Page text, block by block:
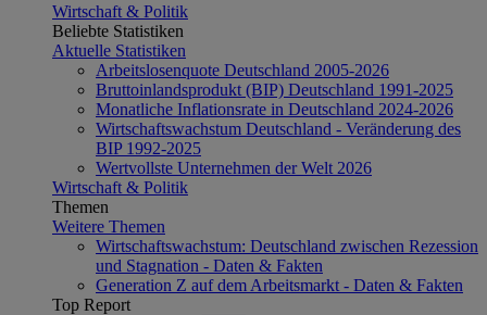
Wirtschaft & Politik
Beliebte Statistiken
Aktuelle Statistiken
Arbeitslosenquote Deutschland 2005-2026
Bruttoinlandsprodukt (BIP) Deutschland 1991-2025
Monatliche Inflationsrate in Deutschland 2024-2026
Wirtschaftswachstum Deutschland - Veränderung des
BIP 1992-2025
Wertvollste Unternehmen der Welt 2026
Wirtschaft & Politik
Themen
Weitere Themen
Wirtschaftswachstum: Deutschland zwischen Rezession
und Stagnation - Daten & Fakten
Generation Z auf dem Arbeitsmarkt - Daten & Fakten
Top Report